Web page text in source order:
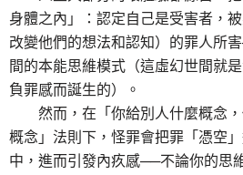
身體之內」：認定自己是受害者，
改變他們的想法和認知）的罪人所
間的本能思維模式（這虛幻世間就
負罪感而誕生的）。
然而，在「你給別人什麼概念，
概念」法則下，怪罪會把罪「憑空
中，進而引發內疚感──不論你的思